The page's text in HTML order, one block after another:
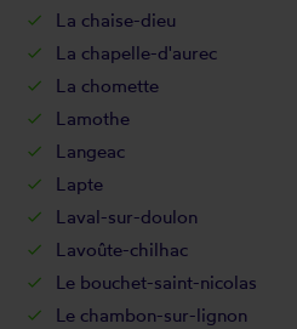
La chaise-dieu
La chapelle-d'aurec
La chomette
Lamothe
Langeac
Lapte
Laval-sur-doulon
Lavoûte-chilhac
Le bouchet-saint-nicolas
Le chambon-sur-lignon